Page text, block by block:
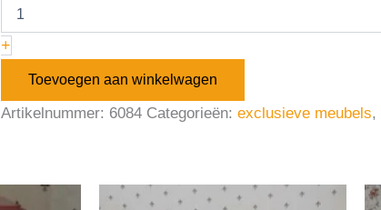
+
Toevoegen aan winkelwagen
Artikelnummer: 6084 Categorieën: exclusieve meubels,